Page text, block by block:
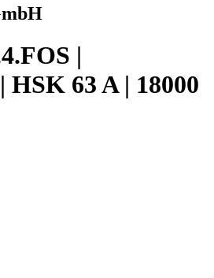
|
HSK 63 A | 18000